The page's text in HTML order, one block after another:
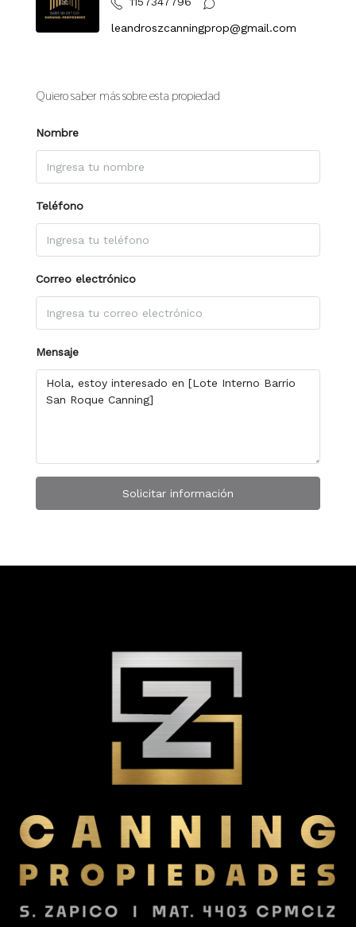
leandroszcanningprop@gmail.com
Quiero saber más sobre esta propiedad
Nombre
Teléfono
Correo electrónico
Mensaje
Solicitar información